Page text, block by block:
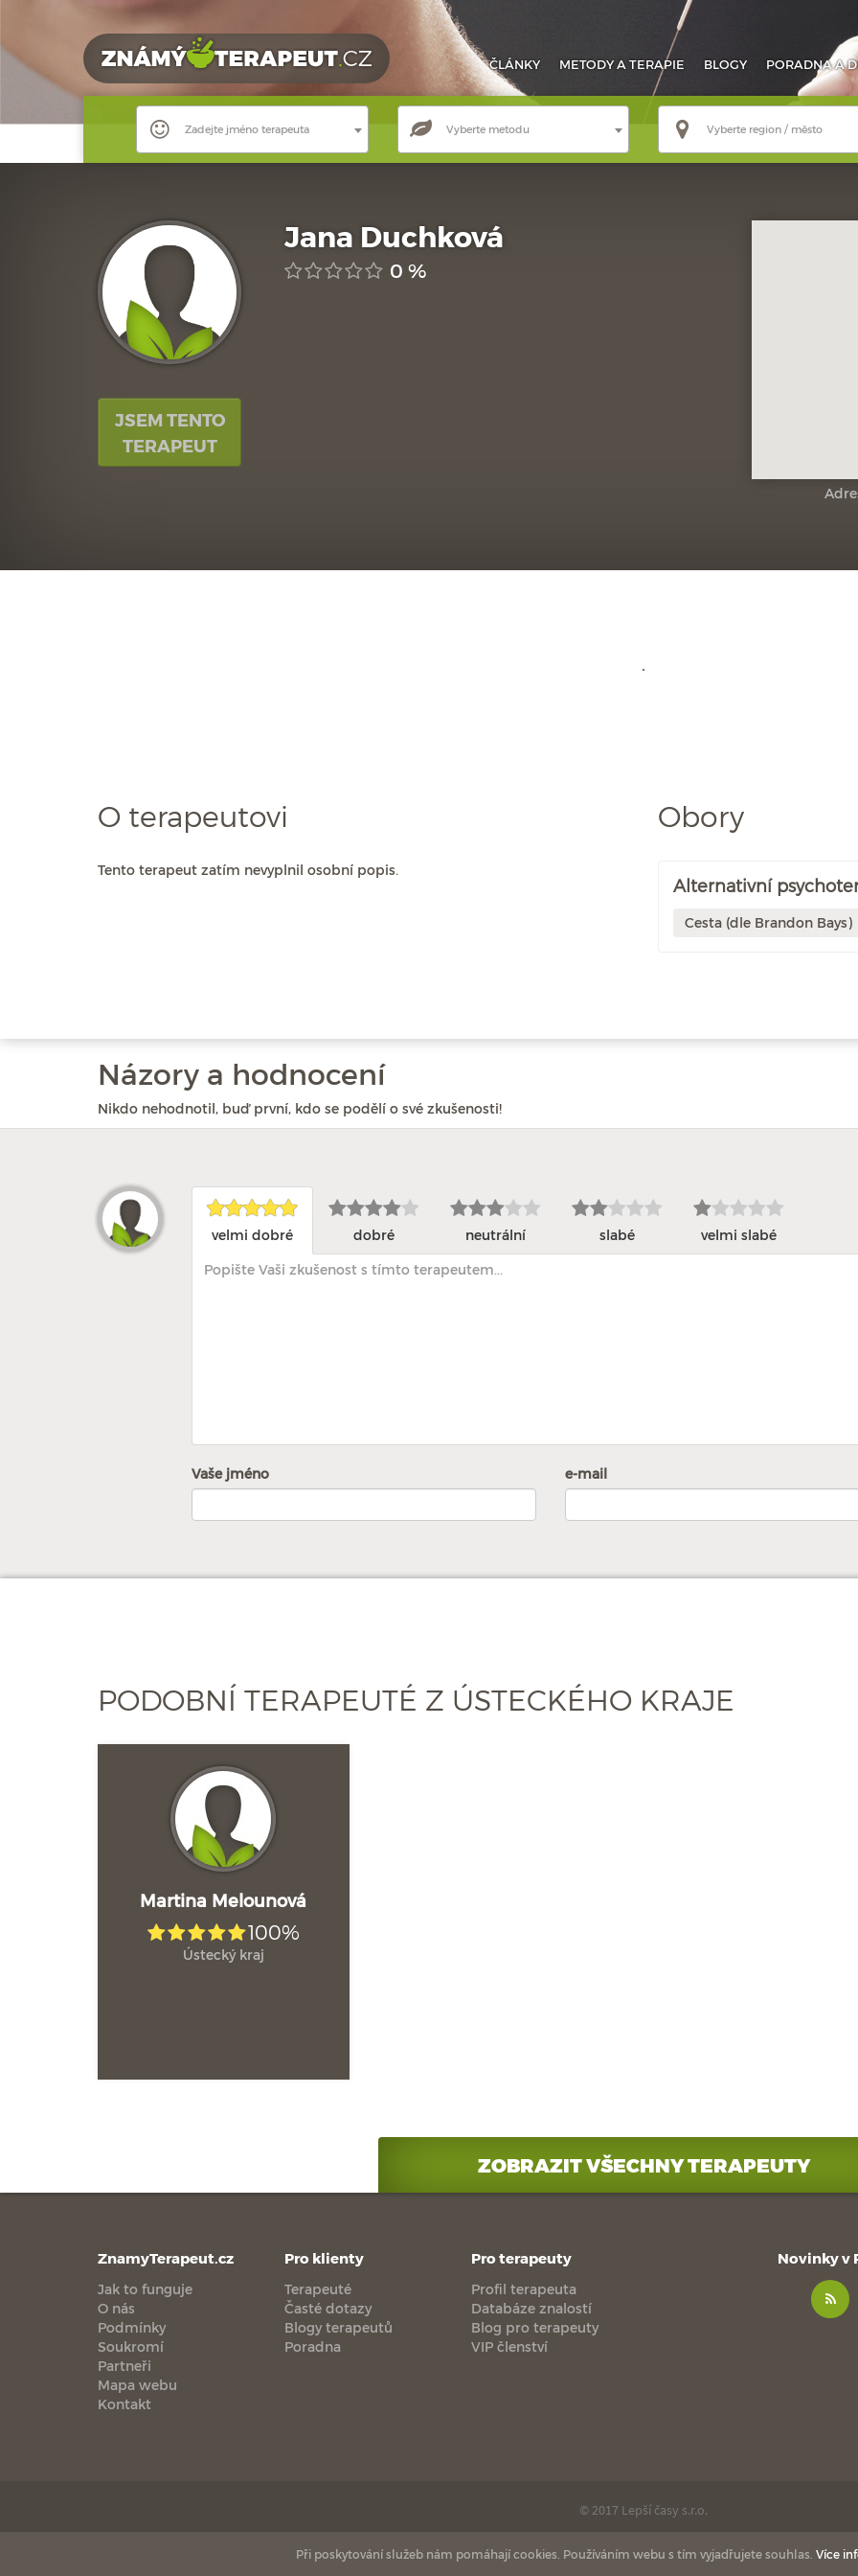
ČLÁNKY METODYA TERAPIE BLOGY PORADNAA
Zadejte jméno terapeuta Vyberte metodu Vyberte region / město
JSEM TENTO
TERAPEUT
Jana Duchková
0 %
O terapeutovi
Tento terapeut zatím nevyplnil osobní popis.
Obory
Alternativní
Cesta (dle Brandon Bays)
Názory a hodnocení
Nikdo nehodnotil, buď první, kdo se podělí o své zkušenosti!
velmi dobré dobré neutrální slabé velmi slabé
Vaše jméno e-mail
PODOBNÍ TERAPEUTÉ Z ÚSTECKÉHO KRAJE
Martina Melounová
100%
Ústecký kraj
ZOBRAZIT VŠECHNY TERAPEUTY
ZnamyTerapeut.cz
Jak to funguje
O nás
Podmínky
Soukromí
Partneři
Mapa webu
Kontakt
Pro klienty
Terapeuté
Časté dotazy
Blogy terapeutů
Poradna
Pro terapeuty
Profil terapeuta
Databáze znalostí
Blog pro terapeuty
VIP členství
Novinky v
© 2017 Lepší časy s.r.o.
Při poskytování služeb nám pomáhají cookies. Používáním webu s tím vyjadřujete souhlas. Více